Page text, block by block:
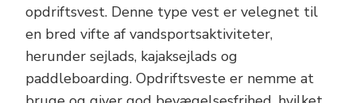
opdriftsvest. Denne type vest er velegnet til
en bred vifte af vandsportsaktiviteter,
herunder sejlads, kajaksejlads og
paddleboarding. Opdriftsveste er nemme at